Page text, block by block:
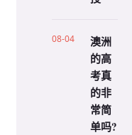
08-04
澳洲
的高
考真
的非
常简
单吗?